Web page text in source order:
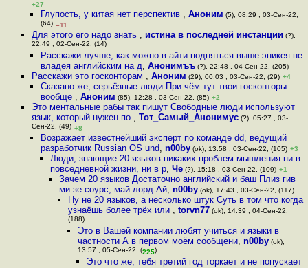
+27
Глупость, у китая нет перспектив ,Аноним (5), 08:29 , 03-Сен-22,
(64) –11
Для этого его надо знать , истина в последней инстанции (?),
22:49 , 02-Сен-22, (14)
Расскажи лучше, как можно в айти подняться выше эникея не
владея английским на д,Анонимъъ (?), 22:48 , 04-Сен-22, (205)
Расскажи это госконторам , Аноним (29), 00:03 , 03-Сен-22, (29) +4
Сказано же, серьёзные люди При чём тут твои госконторы
вообще ,Аноним (85), 12:28 , 03-Сен-22, (85) +2
Это ментальные рабы так пишут Свободные люди используют
язык, который нужен по , Тот_Самый_Анонимус(?), 05:27 , 03-
Сен-22, (49) +8
Возражает известнейший эксперт по команде dd, ведущий
разработчик Russian OS und,n00by (ok), 13:58 , 03-Сен-22, (105) +3
Люди, знающие 20 языков никаких проблем мышления ни в
повседневной жизни, ни в р, Че(?), 15:18 , 03-Сен-22, (109) +1
Зачем 20 языков Достаточно английский и баш Плиз гив
ми зе соурс, май лорд Ай, n00by(ok), 17:43 , 03-Сен-22, (117)
Ну не 20 языков, а несколько штук Суть в том что когда
узнаёшь более трёх или ,torvn77 (ok), 14:39 , 04-Сен-22,
(188)
Это в Вашей компании любят учиться и языки в
частности А в первом моём сообщени, n00by(ok),
13:57 , 05-Сен-22, (225)
Это что же, тебя третий год торкает и не попускает